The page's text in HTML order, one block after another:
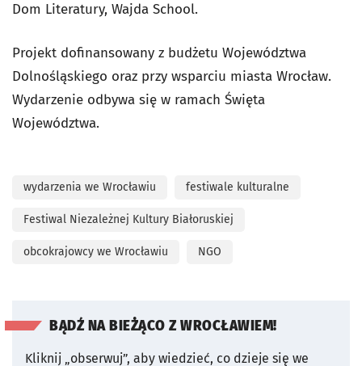
Dom Literatury, Wajda School.
Projekt dofinansowany z budżetu Województwa
Dolnośląskiego oraz przy wsparciu miasta Wrocław.
Wydarzenie odbywa się w ramach Święta
Województwa.
wydarzenia we Wrocławiu festiwale kulturalne
Festiwal Niezależnej Kultury Białoruskiej
obcokrajowcy we Wrocławiu NGO
BĄDŹ NA BIEŻĄCO Z WROCŁAWIEM!
Kliknij „obserwuj”, aby wiedzieć, co dzieje się we